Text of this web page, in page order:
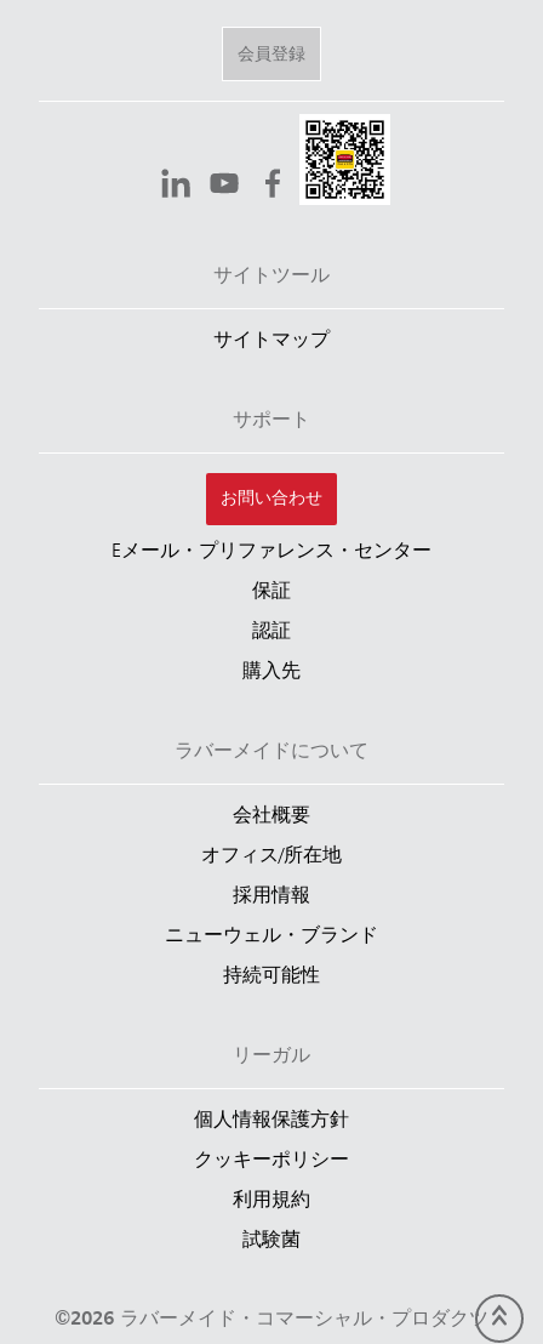
会員登録
サイトツール
サイトマップ
サポート
お問い合わせ
Eメール・プリファレンス・センター
保証
認証
購入先
ラバーメイドについて
会社概要
オフィス/所在地
採用情報
ニューウェル・ブランド
持続可能性
リーガル
個人情報保護方針
クッキーポリシー
利用規約
試験菌
©2026 ラバーメイド・コマーシャル・プロダクツ